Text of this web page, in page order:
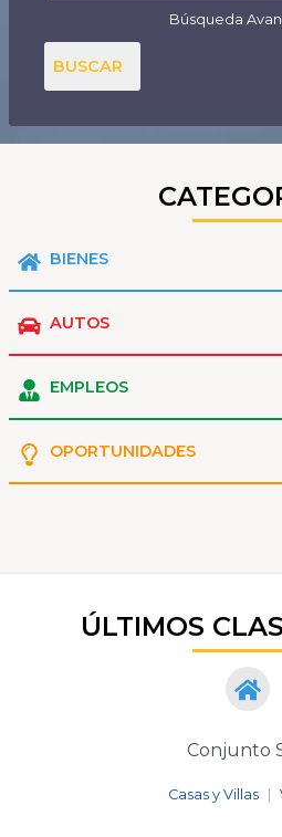
Búsqueda
BUSCAR
BIENES
AUTOS
EMPLEOS
OPORTUNIDADES
ÚLTIMOS
Conjunto
Casas y Villas